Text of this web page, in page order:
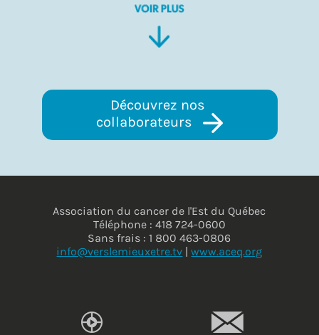
Découvrez nos
collaborateurs
Association du cancer de l'Est du Québec
Téléphone : 418 724-0600
Sans frais : 1 800 463-0806
info@verslemieuxetre.tv |www.aceq.org